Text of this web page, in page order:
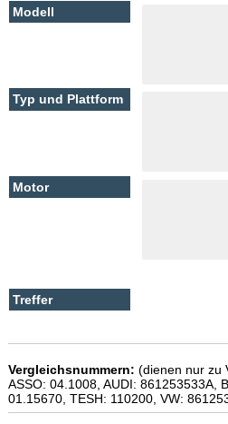
Vergleichsnummern: (dienen nur zu
ASSO: 04.1008, AUDI: 861253533A,
01.15670, TESH: 110200, VW: